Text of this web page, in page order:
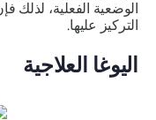
الوضعية الفعلية، لذلك فإن
التركيز عليها.
اليوغا العلاجية